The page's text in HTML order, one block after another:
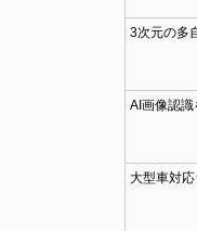
3次元の多
AI画像認
大型車対